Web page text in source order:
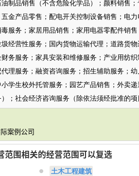
制品销售（不含危险化学品）；颜料销售
金产品零售；配电开关控制设备销售；电
服务；家居用品销售；家用电器零配件销
经营性服务；国内货物运输代理；道路货
务服务；家具安装和维修服务；产业用纺
理服务；融资咨询服务；招生辅助服务；
学生校外托管服务；园艺产品销售；外卖
；社会经济咨询服务（除依法须经批准的
案例公司
范围相关的经营范围可以复选
土木工程建筑